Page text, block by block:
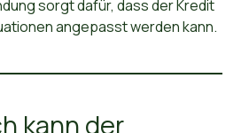
sorgt dafür, dass der Kredit
angepasst werden kann.
kann der